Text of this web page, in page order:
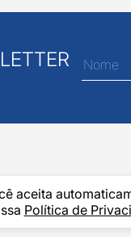
aceita
Política de